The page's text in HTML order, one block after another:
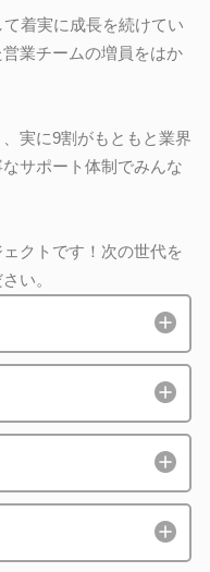
着実に成長を続けてい
業チームの増員をはか
実に9割がもともと業界
サポート体制でみんな
クトです！次の世代を
い。